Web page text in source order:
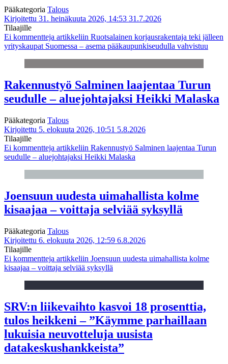
Pääkategoria Talous
Kirjoitettu 31. heinäkuuta 2026, 14:53 31.7.2026
Tilaajille
Ei kommentteja artikkeliin Ruotsalainen korjausrakentaja teki jälleen
yrityskaupat Suomessa – asema pääkaupunkiseudulla vahvistuu
Rakennustyö Salminen laajentaa Turun
seudulle – aluejohtajaksi Heikki Malaska
Pääkategoria Talous
Kirjoitettu 5. elokuuta 2026, 10:51 5.8.2026
Tilaajille
Ei kommentteja artikkeliin Rakennustyö Salminen laajentaa Turun
seudulle – aluejohtajaksi Heikki Malaska
Joensuun uudesta uimahallista kolme
kisaajaa – voittaja selviää syksyllä
Pääkategoria Talous
Kirjoitettu 6. elokuuta 2026, 12:59 6.8.2026
Tilaajille
Ei kommentteja artikkeliin Joensuun uudesta uimahallista kolme
kisaajaa – voittaja selviää syksyllä
SRV:n liikevaihto kasvoi 18 prosenttia,
tulos heikkeni – ”Käymme parhaillaan
lukuisia neuvotteluja uusista
datakeskushankkeista”